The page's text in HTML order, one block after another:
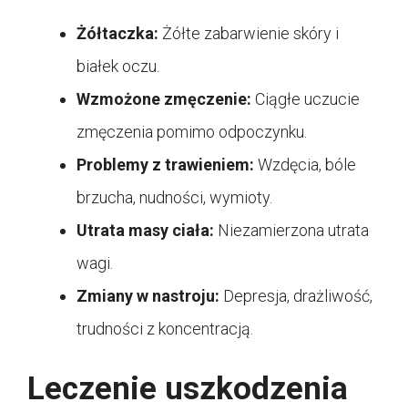
Żółtaczka: Żółte zabarwienie skóry i
białek oczu.
Wzmożone zmęczenie: Ciągłe uczucie
zmęczenia pomimo odpoczynku.
Problemy z trawieniem: Wzdęcia, bóle
brzucha, nudności, wymioty.
Utrata masy ciała: Niezamierzona utrata
wagi.
Zmiany w nastroju: Depresja, drażliwość,
trudności z koncentracją.
Leczenie uszkodzenia